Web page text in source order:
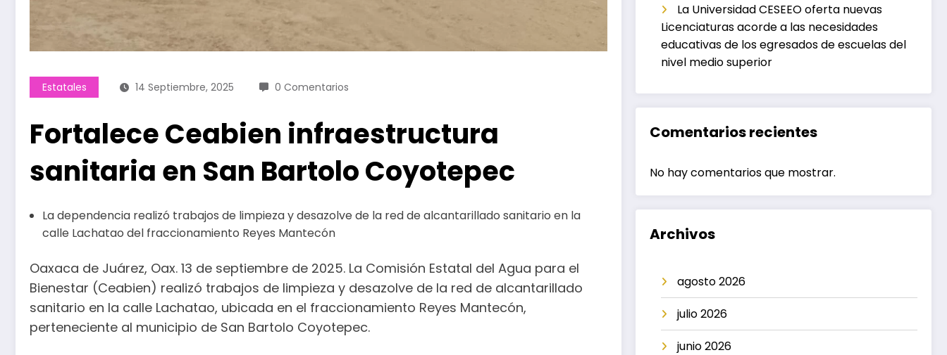
Estatales 14 Septiembre, 2025 0 Comentarios
Fortalece Ceabien infraestructura
sanitaria en San Bartolo Coyotepec
La dependencia realizó trabajos de limpieza y desazolve de la red de alcantarillado sanitario en la
calle Lachatao del fraccionamiento Reyes Mantecón
Oaxaca de Juárez, Oax. 13 de septiembre de 2025. La Comisión Estatal del Agua para el
Bienestar (Ceabien) realizó trabajos de limpieza y desazolve de la red de alcantarillado
sanitario en la calle Lachatao, ubicada en el fraccionamiento Reyes Mantecón,
perteneciente al municipio de San Bartolo Coyotepec.
La Universidad CESEEO oferta nuevas
Licenciaturas acorde a las necesidades
educativas de los egresados de escuelas del
nivel medio superior
Comentarios recientes
No hay comentarios que mostrar.
Archivos
agosto 2026
julio 2026
junio 2026